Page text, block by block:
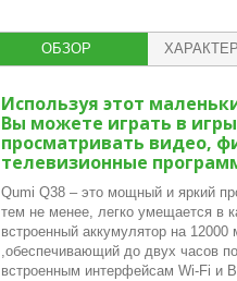
ОБЗОР
Используя этот
Вы можете играть в
просматривать видео,
телевизионные
Qumi Q38 – это мощный и яркий
тем не менее, легко умещается в
встроенный аккумулятор на 12000
,обеспечивающий до двух часов
встроенным интерфейсам Wi-Fi и